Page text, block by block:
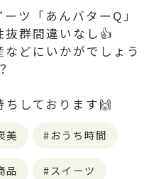
ツ「あんバターQ」
群間違いなし👍
どにいかがでしょう
しております🙌
美 おうち時間
品 スイーツ